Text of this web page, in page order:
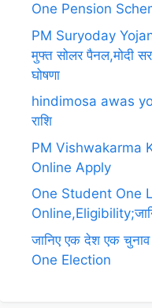
One Pension
PM Suryoday
मुफ्त सोलर पैनल,मोदी
घोषणा
hindimosa awas
राशि
PM Vishwakarma
Online Apply
One Student One
जानिए एक देश एक
One Election